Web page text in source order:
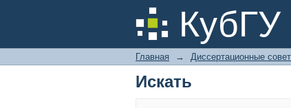
КубГУ
Искать
Главная → Диссертационные
Искать